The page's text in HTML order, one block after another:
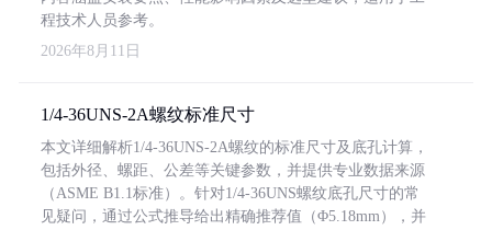
程技术人员参考。
2026年8月11日
1/4-36UNS-2A螺纹标准尺寸
本文详细解析1/4-36UNS-2A螺纹的标准尺寸及底孔计算，
包括外径、螺距、公差等关键参数，并提供专业数据来源
（ASME B1.1标准）。针对1/4-36UNS螺纹底孔尺寸的常
见疑问，通过公式推导给出精确推荐值（Φ5.18mm），并